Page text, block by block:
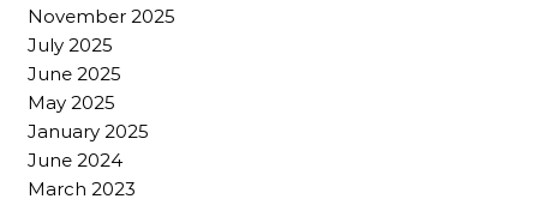
November 2025
July 2025
June 2025
May 2025
January 2025
June 2024
March 2023